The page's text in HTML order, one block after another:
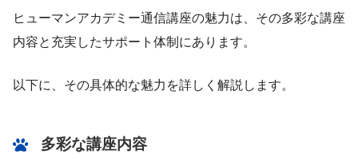
ヒューマンアカデミー通信講座の魅力は、その多彩な講座
内容と充実したサポート体制にあります。
以下に、その具体的な魅力を詳しく解説します。
多彩な講座内容